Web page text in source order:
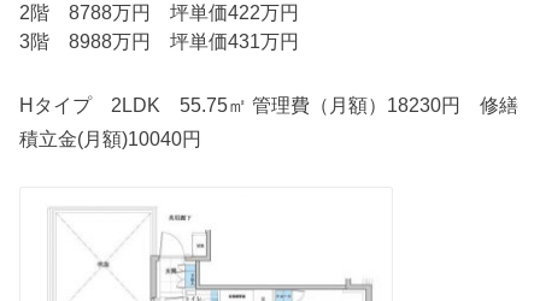
2階 8788万円 坪単価422万円
3階 8988万円 坪単価431万円
Hタイプ 2LDK 55.75㎡ 管理費（月額）18230円 修繕
積立金(月額)10040円